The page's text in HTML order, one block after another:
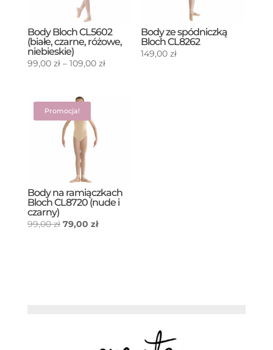
Body Bloch CL5602
(białe, czarne, różowe,
niebieskie)
99,00 zł – 109,00 złZakres
Body ze spódniczką
Bloch CL8262
149,00zł
Promocja!
Body na ramiączkach
Bloch CL8720 (nude i
czarny)
99,00zł Pierwotna
79,00 złAktualna